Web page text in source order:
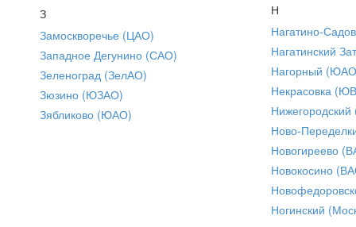
З
Замоскворечье (ЦАО)
Западное Дегунино (САО)
Зеленоград (ЗелАО)
Зюзино (ЮЗАО)
Зябликово (ЮАО)
Н
Нагатино-
Нагатинский
Нагорный
Некрасовка
Ново-
Новогиреево
Новокосино
Ногинский